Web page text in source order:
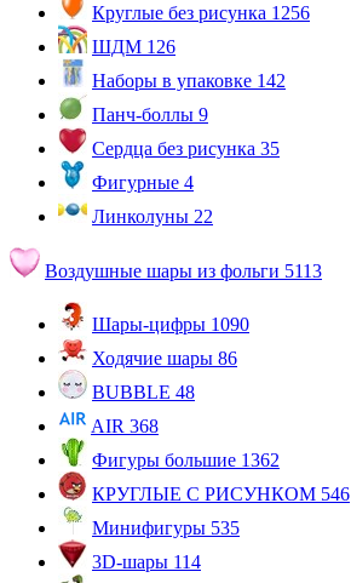
Круглые без рисунка 1256
ШДМ 126
Наборы в упаковке 142
Панч-боллы 9
Сердца без рисунка 35
Фигурные 4
Линколуны 22
Воздушные шары из фольги 5113
Шары-цифры 1090
Ходячие шары 86
BUBBLE 48
AIR 368
Фигуры большие 1362
КРУГЛЫЕ С РИСУНКОМ 546
Минифигуры 535
3D-шары 114